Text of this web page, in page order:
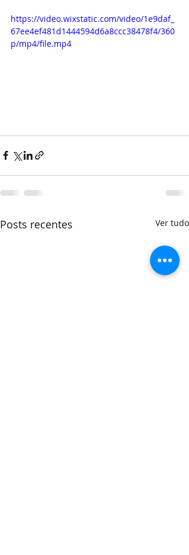
https://video.wixstatic.com/video/1e9daf_
67ee4ef481d1444594d6a8ccc38478f4/360
p/mp4/file.mp4
Posts recentes Ver tudo